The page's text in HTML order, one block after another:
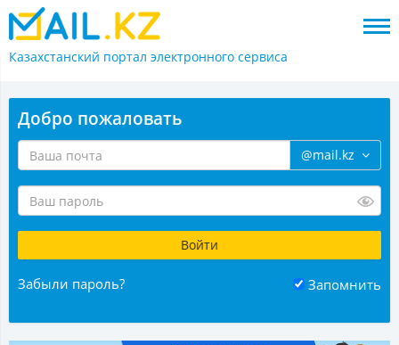
Казахстанский портал электронного сервиса
Добро пожаловать
@mail.kz
Забыли пароль? Запомнить